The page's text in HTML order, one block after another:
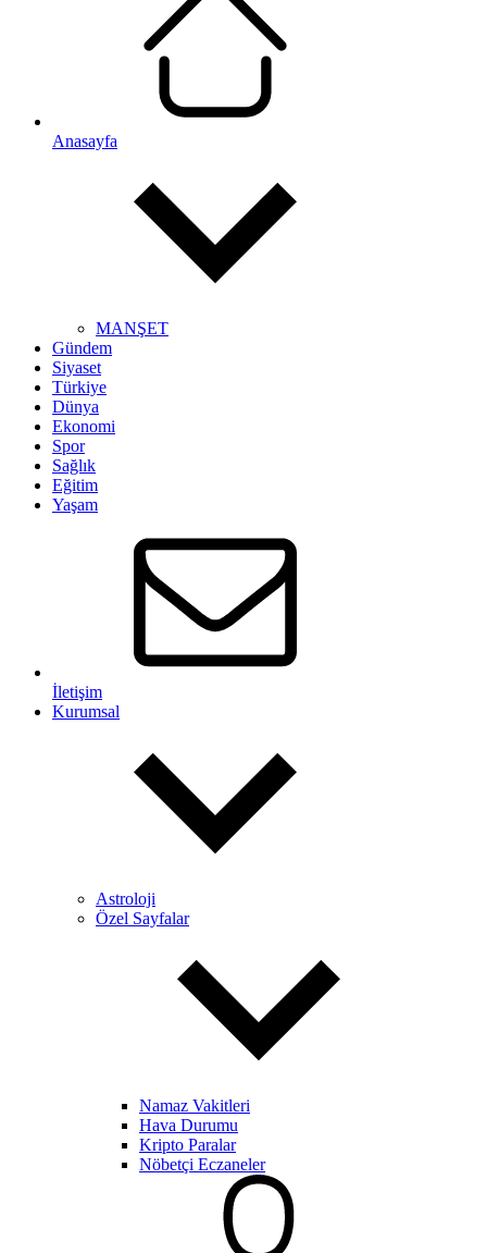
Anasayfa
MANŞET
Gündem
Siyaset
Türkiye
Dünya
Ekonomi
Spor
Sağlık
Eğitim
Yaşam
İletişim
Kurumsal
Astroloji
Özel Sayfalar
Namaz Vakitleri
Hava Durumu
Kripto Paralar
Nöbetçi Eczaneler